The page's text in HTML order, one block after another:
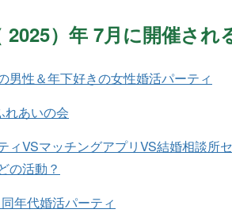
2025）年 7月に開催され
男性＆年下好きの女性婚活パーティ
れあいの会
ィVSマッチングアプリVS結婚相談所
の活動？
年代婚活パーティ